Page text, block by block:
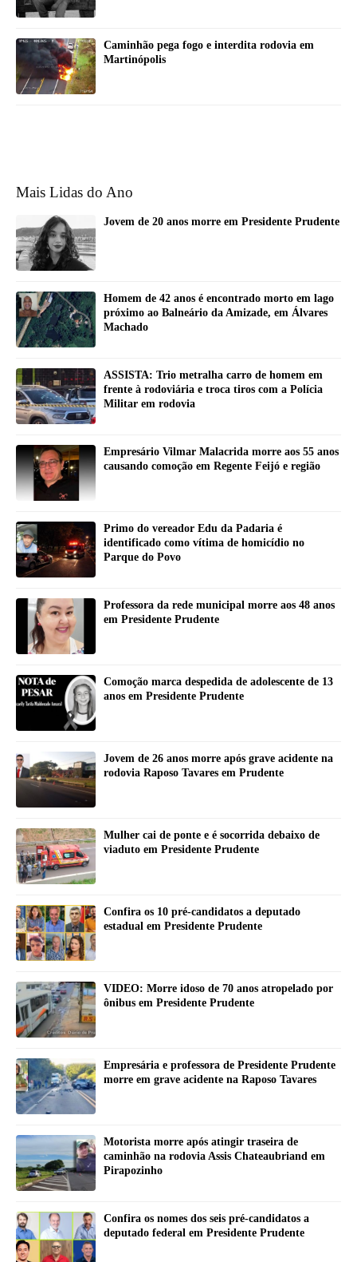
Caminhão pega fogo e interdita rodovia em
Martinópolis
Mais Lidas do Ano
Jovem de 20 anos morre em Presidente Prudente
Homem de 42 anos é encontrado morto em lago
próximo ao Balneário da Amizade, em Álvares
Machado
ASSISTA: Trio metralha carro de homem em
frente à rodoviária e troca tiros com a Polícia
Militar em rodovia
Empresário Vilmar Malacrida morre aos 55 anos
causando comoção em Regente Feijó e região
Primo do vereador Edu da Padaria é
identificado como vítima de homicídio no
Parque do Povo
Professora da rede municipal morre aos 48 anos
em Presidente Prudente
Comoção marca despedida de adolescente de 13
anos em Presidente Prudente
Jovem de 26 anos morre após grave acidente na
rodovia Raposo Tavares em Prudente
Mulher cai de ponte e é socorrida debaixo de
viaduto em Presidente Prudente
Confira os 10 pré-candidatos a deputado
estadual em Presidente Prudente
VIDEO: Morre idoso de 70 anos atropelado por
ônibus em Presidente Prudente
Empresária e professora de Presidente Prudente
morre em grave acidente na Raposo Tavares
Motorista morre após atingir traseira de
caminhão na rodovia Assis Chateaubriand em
Pirapozinho
Confira os nomes dos seis pré-candidatos a
deputado federal em Presidente Prudente